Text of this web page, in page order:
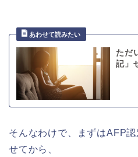
ただ
記」
そんなわけで、まずはAFP
せてから、